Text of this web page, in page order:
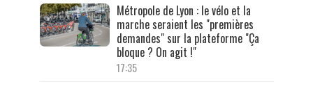
Métropole de Lyon : le vélo et la
marche seraient les "premières
demandes" sur la plateforme "Ça
bloque ? On agit !"
17:35